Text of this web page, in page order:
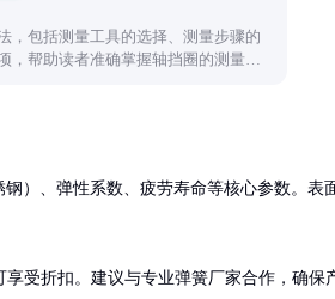
，包括测量工具的选择、测量步骤的
，帮助读者准确掌握轴挡圈的测量技
）、弹性系数、疲劳寿命等核心参数。表
受折扣。建议与专业弹簧厂家合作，确保